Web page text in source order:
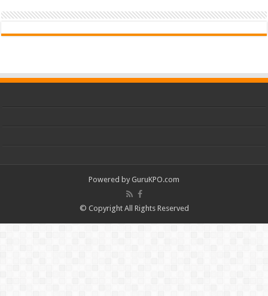
Powered by GuruKPO.com
© Copyright All Rights Reserved